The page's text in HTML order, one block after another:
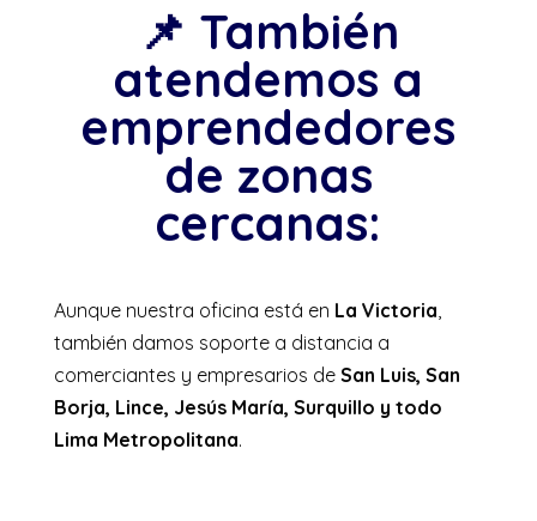
📌 También
atendemos a
emprendedores
de zonas
cercanas:
Aunque nuestra oficina está en La Victoria,
también damos soporte a distancia a
comerciantes y empresarios de San Luis, San
Borja, Lince, Jesús María, Surquillo y todo
Lima Metropolitana.